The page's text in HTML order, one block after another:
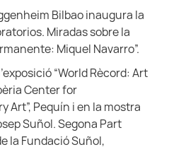
Bilbao inaugura la
Miradas sobre la
Miquel Navarro”.
“World Rècord: Art
Center for
Art”, Pequín i en la mostra
Suñol. Segona Part
la Fundació Suñol,